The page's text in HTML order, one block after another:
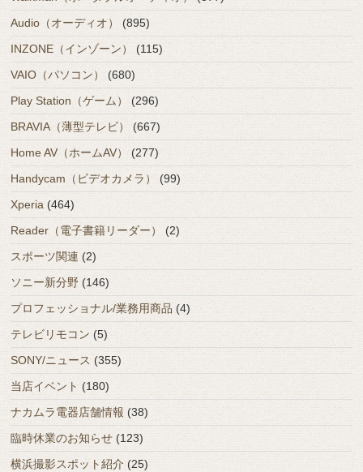
Audio（オーディオ）
(895)
INZONE（インゾーン）
(115)
VAIO（パソコン）
(680)
Play Station（ゲーム）
(296)
BRAVIA（薄型テレビ）
(667)
Home AV（ホームAV）(277)
Handycam（ビデオカメラ）
(99)
Xperia (464)
Reader（電子書籍リーダー）
(2)
スポーツ関連 (2)
ソニー新分野 (146)
プロフェッショナル/業務用商品 (4)
テレビリモコン (5)
SONY/ニュース (355)
当店イベント (180)
ナカムラ電器店舗情報 (38)
臨時休業のお知らせ (123)
横浜撮影スポット紹介 (25)